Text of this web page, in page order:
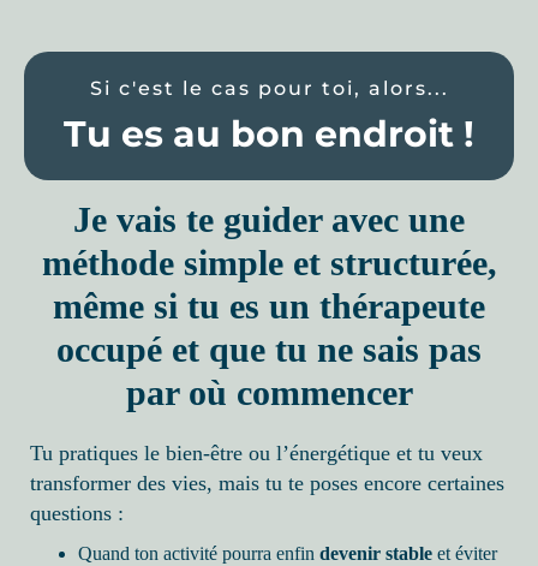
Si c'est le cas pour toi, alors...
Tu es au bon endroit !
Je vais te guider avec une
méthode simple et structurée,
même si tu es un thérapeute
occupé et que tu ne sais pas
par où commencer
Tu pratiques le bien-être ou l’énergétique et tu veux
transformer des vies, mais tu te poses encore certaines
questions :
Quand ton activité pourra enfin devenir stable et éviter